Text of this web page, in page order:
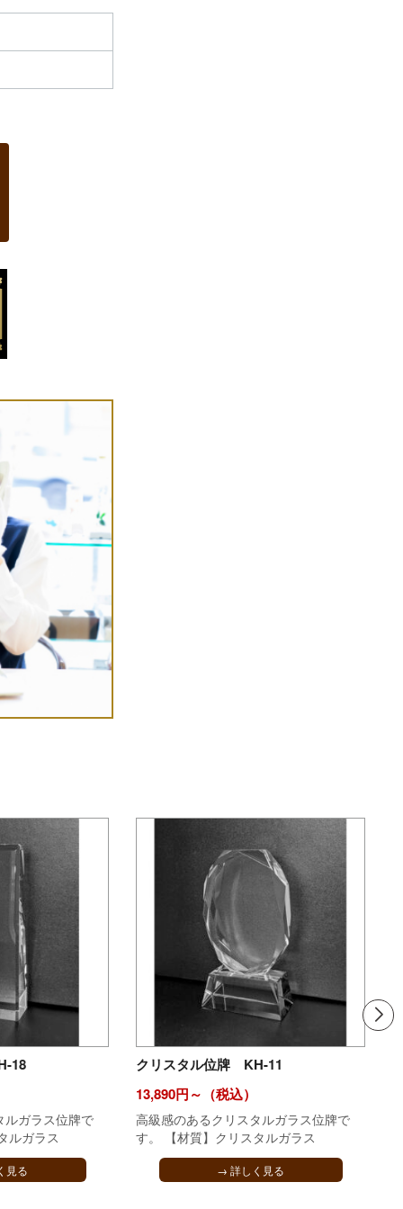
18
ルガラス位牌で
ルガラス
見る
クリスタル位牌 KH-11
13,890円～（税込）
高級感のあるクリスタルガラス位牌で
す。 【材質】クリスタルガラス
→ 詳しく見る